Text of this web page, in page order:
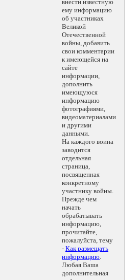
внести известную
ему информацию
об участниках
Великой
Отечественной
войны, добавить
свои комментарии
к имеющейся на
сайте
информации,
дополнить
имеющуюся
информацию
фотографиями,
видеоматериалами
и другими
данными.
На каждого воина
заводится
отдельная
страница,
посвященная
конкретному
участнику войны.
Прежде чем
начать
обрабатывать
информацию,
прочитайте,
пожалуйста, тему
- Как размещать
информацию.
Любая Ваша
дополнительная